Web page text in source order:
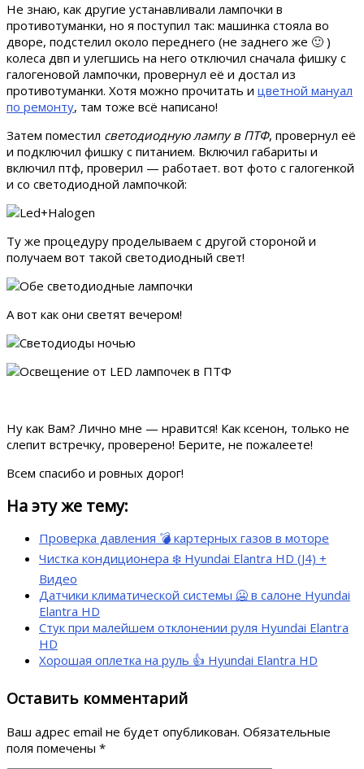
Не знаю, как другие устанавливали лампочки в
противотуманки, но я поступил так: машинка стояла во
дворе, подстелил около переднего (не заднего же 🙂 )
колеса двп и улегшись на него отключил сначала фишку с
галогеновой лампочки, провернул её и достал из
противотуманки. Хотя можно прочитать и цветной мануал
по ремонту, там тоже всё написано!
Затем поместил светодиодную лампу в ПТФ, провернул её
и подключил фишку с питанием. Включил габариты и
включил птф, проверил — работает. вот фото с галогенкой
и со светодиодной лампочкой:
Ту же процедуру проделываем с другой стороной и
получаем вот такой светодиодный свет!
А вот как они светят вечером!
Ну как Вам? Лично мне — нравится! Как ксенон, только не
слепит встречку, проверено! Берите, не пожалеете!
Всем спасибо и ровных дорог!
На эту же тему:
Проверка давления 💣 картерных газов в моторе
Чистка кондиционера ❄️ Hyundai Elantra HD (J4) +
Видео
Датчики климатической системы 🥶 в салоне Hyundai
Elantra HD
Стук при малейшем отклонении руля Hyundai Elantra
HD
Хорошая оплетка на руль 👍 Hyundai Elantra HD
Оставить комментарий
Ваш адрес email не будет опубликован. Обязательные
поля помечены *